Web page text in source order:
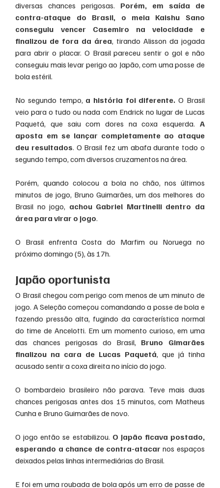
diversas chances perigosas. Porém, em saída de
contra-ataque do Brasil, o meia Kaishu Sano
conseguiu vencer Casemiro na velocidade e
finalizou de fora da área, tirando Alisson da jogada
para abrir o placar. O Brasil pareceu sentir o gol e não
conseguiu mais levar perigo ao Japão, com uma posse de
bola estéril.
No segundo tempo, a história foi diferente. O Brasil
veio para o tudo ou nada com Endrick no lugar de Lucas
Paquetá, que saiu com dores na coxa esquerda. A
aposta em se lançar completamente ao ataque
deu resultados. O Brasil fez um abafa durante todo o
segundo tempo, com diversos cruzamentos na área.
Porém, quando colocou a bola no chão, nos últimos
minutos de jogo, Bruno Guimarães, um dos melhores do
Brasil no jogo, achou Gabriel Martinelli dentro da
área para virar o jogo.
O Brasil enfrenta Costa do Marfim ou Noruega no
próximo domingo (5), às 17h.
Japão oportunista
O Brasil chegou com perigo com menos de um minuto de
jogo. A Seleção começou comandando a posse de bola e
fazendo pressão alta, fugindo da característica normal
do time de Ancelotti. Em um momento curioso, em uma
das chances perigosas do Brasil, Bruno Gimarães
finalizou na cara de Lucas Paquetá, que já tinha
acusado sentir a coxa direita no início do jogo.
O bombardeio brasileiro não parava. Teve mais duas
chances perigosas antes dos 15 minutos, com Matheus
Cunha e Bruno Guimarães de novo.
O jogo então se estabilizou. O Japão ficava postado,
esperando a chance de contra-atacar nos espaços
deixados pelas linhas intermediárias do Brasil.
E foi em uma roubada de bola após um erro de passe de